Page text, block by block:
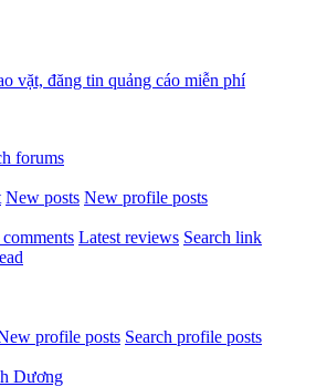
forums
New posts New profile posts
Latest reviews Search link
profile posts Search profile posts
Dương